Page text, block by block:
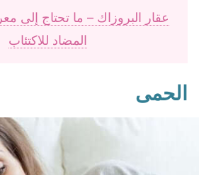
عقار البروزاك – ما تحتاج إلى
المضاد للاكتئاب
الحمى